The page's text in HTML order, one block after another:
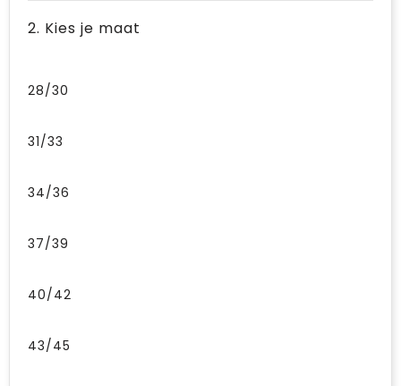
2. Kies je maat
28/30
31/33
34/36
37/39
40/42
43/45